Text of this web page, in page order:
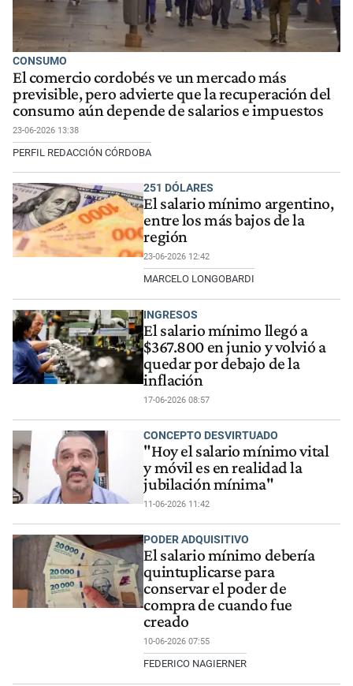
CONSUMO
El comercio cordobés ve un mercado más
previsible, pero advierte que la recuperación del
consumo aún depende de salarios e impuestos
23-06-2026 13:38
PERFIL REDACCIÓN CÓRDOBA
251 DÓLARES
El salario mínimo argentino,
entre los más bajos de la
región
23-06-2026 12:42
MARCELO LONGOBARDI
INGRESOS
El salario mínimo llegó a
$367.800 en junio y volvió a
quedar por debajo de la
inflación
17-06-2026 08:57
CONCEPTO DESVIRTUADO
"Hoy el salario mínimo vital
y móvil es en realidad la
jubilación mínima"
11-06-2026 11:42
PODER ADQUISITIVO
El salario mínimo debería
quintuplicarse para
conservar el poder de
compra de cuando fue
creado
10-06-2026 07:55
FEDERICO NAGIERNER